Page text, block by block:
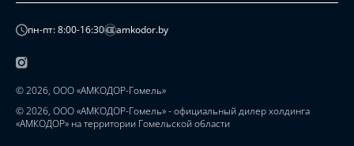
пн-пт: 8:00-16:30 amkodor.by
© 2026, ООО «АМКОДОР-Гомель»
© 2026, ООО «АМКОДОР-Гомель» - официальный дилер холдинга
«АМКОДОР» на территории Гомельской области